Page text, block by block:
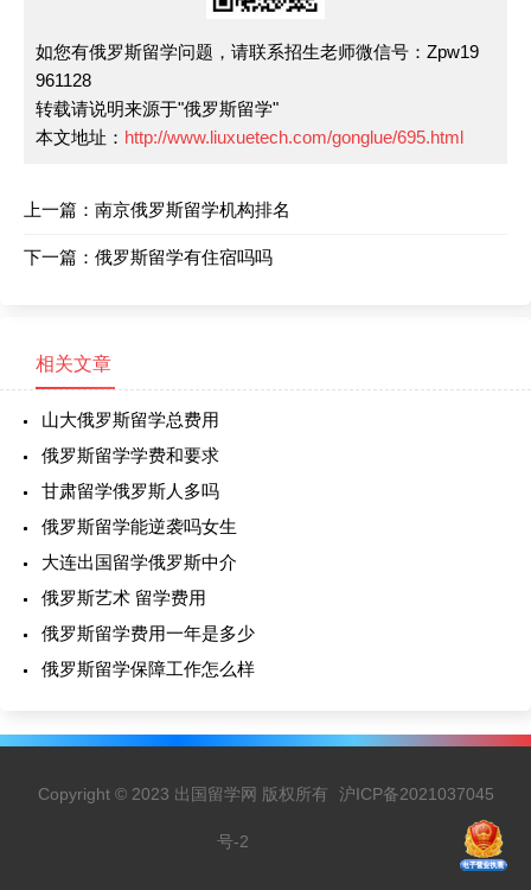
如您有俄罗斯留学问题，请联系招生老师微信号：Zpw19
961128
转载请说明来源于"俄罗斯留学"
本文地址： http://www.liuxuetech.com/gonglue/695.html
上一篇： 南京俄罗斯留学机构排名
下一篇： 俄罗斯留学有住宿吗吗
相关文章
山大俄罗斯留学总费用
俄罗斯留学学费和要求
甘肃留学俄罗斯人多吗
俄罗斯留学能逆袭吗女生
大连出国留学俄罗斯中介
俄罗斯艺术 留学费用
俄罗斯留学费用一年是多少
俄罗斯留学保障工作怎么样
Copyright © 2023 出国留学网 版权所有 沪ICP备2021037045
号-2